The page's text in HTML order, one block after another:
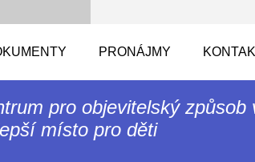
PRONÁJMY
pro objevitelský způsob
místo pro děti